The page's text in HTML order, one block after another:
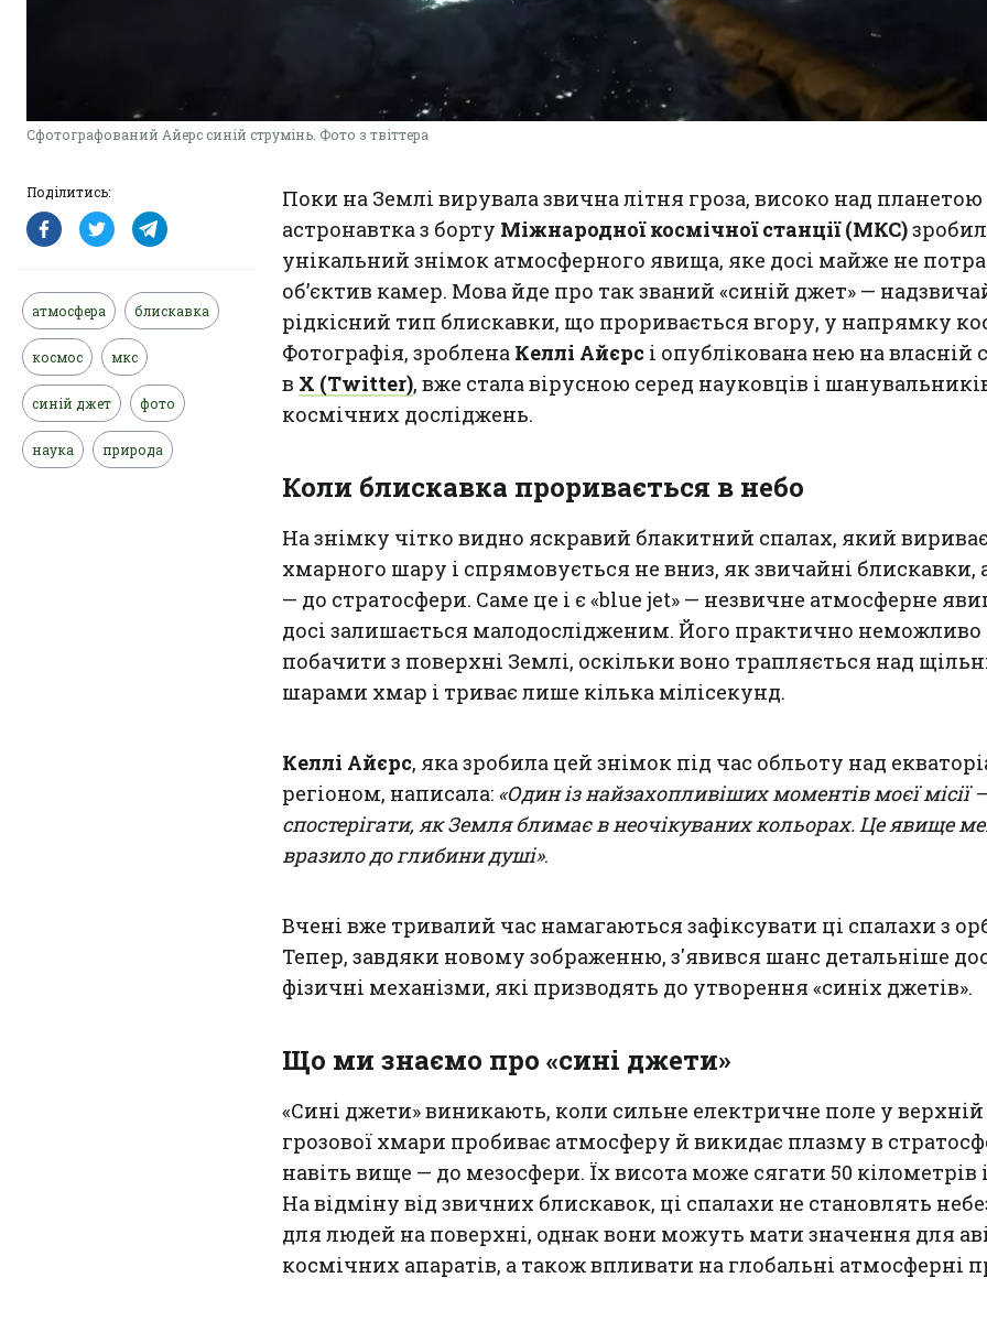
Сфотографований Айерс синій струмінь. Фото з твіттера
Поділитись:
атмосфера блискавка
космос мкс
синій джет фото
наука природа
Поки на Землі вирувала звична літня гроза, високо над планетою
астронавтка з борту Міжнародної космічної станції (МКС)
унікальний знімок атмосферного явища, яке досі майже не
об’єктив камер. Мова йде про так званий «синій джет» —
рідкісний тип блискавки, що проривається вгору, у напрямку
Фотографія, зроблена Келлі Айєрс і опублікована нею на власній
в X (Twitter), вже стала вірусною серед науковців і
космічних досліджень.
Коли блискавка проривається в небо
На знімку чітко видно яскравий блакитний спалах, який
хмарного шару і спрямовується не вниз, як звичайні блискавки,
— до стратосфери. Саме це і є «blue jet» — незвичне атмосферне
досі залишається малодослідженим. Його практично неможливо
побачити з поверхні Землі, оскільки воно трапляється над
шарами хмар і триває лише кілька мілісекунд.
Келлі Айєрс, яка зробила цей знімок під час обльоту над
регіоном, написала: «Один із найзахопливіших моментів моєї місії
спостерігати, як Земля блимає в неочікуваних кольорах. Це явище
вразило до глибини душі».
Вчені вже тривалий час намагаються зафіксувати ці спалахи з
Тепер, завдяки новому зображенню, з'явився шанс детальніше
фізичні механізми, які призводять до утворення «синіх джетів».
Що ми знаємо про «сині джети»
«Сині джети» виникають, коли сильне електричне поле у верхній
грозової хмари пробиває атмосферу й викидає плазму в
навіть вище — до мезосфери. Їх висота може сягати 50 кілометрів
На відміну від звичних блискавок, ці спалахи не становлять
для людей на поверхні, однак вони можуть мати значення для
космічних апаратів, а також впливати на глобальні атмосферні